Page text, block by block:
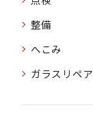
整備
へこみ
ガラスリペア